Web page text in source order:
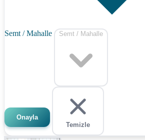
Semt / Mahalle Semt / Mahalle
Onayla
Temizle